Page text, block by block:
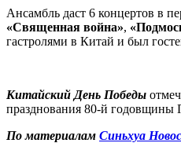
Ансамбль даст 6 концертов в
«Священная война»,
гастролями в Китай и был
Китайский День Победы
празднования 80-й годовщины
По материалам Синьхуа